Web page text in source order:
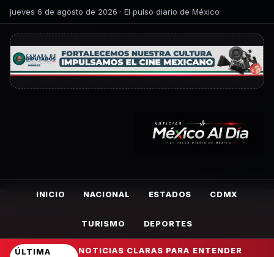
jueves 6 de agosto de 2026 · El pulso diario de México
INICIO NACIONAL ESTADOS CDMX
TURISMO DEPORTES
ÚLTIMA
NOTICIAS CLARAS PARA ENTENDER